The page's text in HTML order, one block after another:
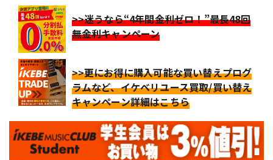
>>迷うなら“4年間金利ゼロ！”最長48回
無金利キャンペーン
>>更にお得に購入可能な買い替えプログ
ラムなど、イケベリユース買取/買い替え
キャンペーン詳細はこちら